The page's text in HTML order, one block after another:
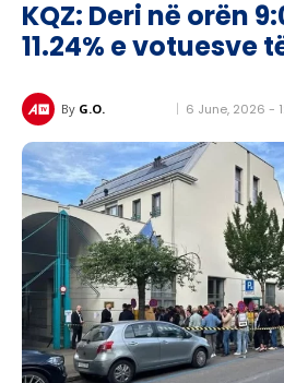
KQZ: Deri në orën
11.24% e votuesve
By G.O. 6 June, 2026 -